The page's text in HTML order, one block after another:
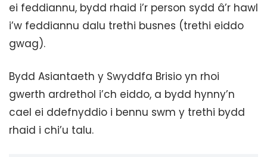
ei feddiannu, bydd rhaid i’r person sydd â’r hawl
i’w feddiannu dalu trethi busnes (trethi eiddo
gwag).
Bydd Asiantaeth y Swyddfa Brisio yn rhoi
gwerth ardrethol i’ch eiddo, a bydd hynny’n
cael ei ddefnyddio i bennu swm y trethi bydd
rhaid i chi’u talu.